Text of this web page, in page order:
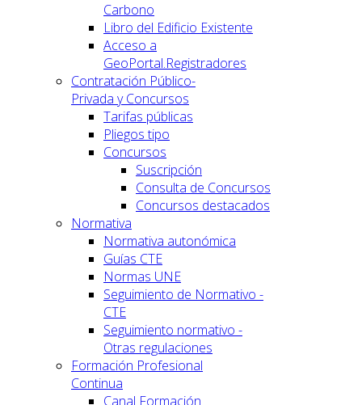
Carbono
Libro del Edificio Existente
Acceso a
GeoPortal.Registradores
Contratación Público-
Privada y Concursos
Tarifas públicas
Pliegos tipo
Concursos
Suscripción
Consulta de Concursos
Concursos destacados
Normativa
Normativa autonómica
Guías CTE
Normas UNE
Seguimiento de Normativo -
CTE
Seguimiento normativo -
Otras regulaciones
Formación Profesional
Continua
Canal Formación